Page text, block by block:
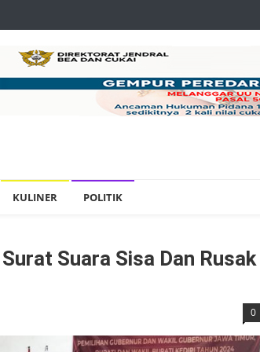
KULINER POLITIK
Suara Sisa Dan Rusak
0